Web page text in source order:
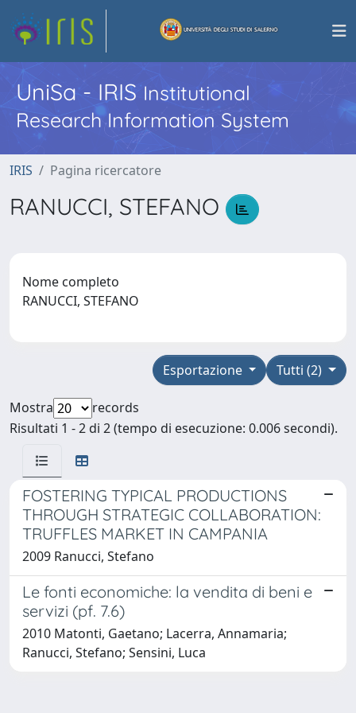
UniSa - IRISInstitutional
Research Information System
IRIS Pagina ricercatore
RANUCCI, STEFANO
Nome completo
RANUCCI, STEFANO
Tutti (2)
Esportazione
Mostra
records
Risultati 1 - 2 di 2 (tempo di esecuzione: 0.006 secondi).
FOSTERING TYPICAL PRODUCTIONS
THROUGH STRATEGIC COLLABORATION:
TRUFFLES MARKET IN CAMPANIA
2009 Ranucci, Stefano
Le fonti economiche: la vendita di beni e
servizi (pf. 7.6)
2010 Matonti, Gaetano; Lacerra, Annamaria;
Ranucci, Stefano; Sensini, Luca